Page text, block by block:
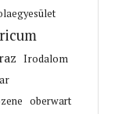
Irodalom
oberwart